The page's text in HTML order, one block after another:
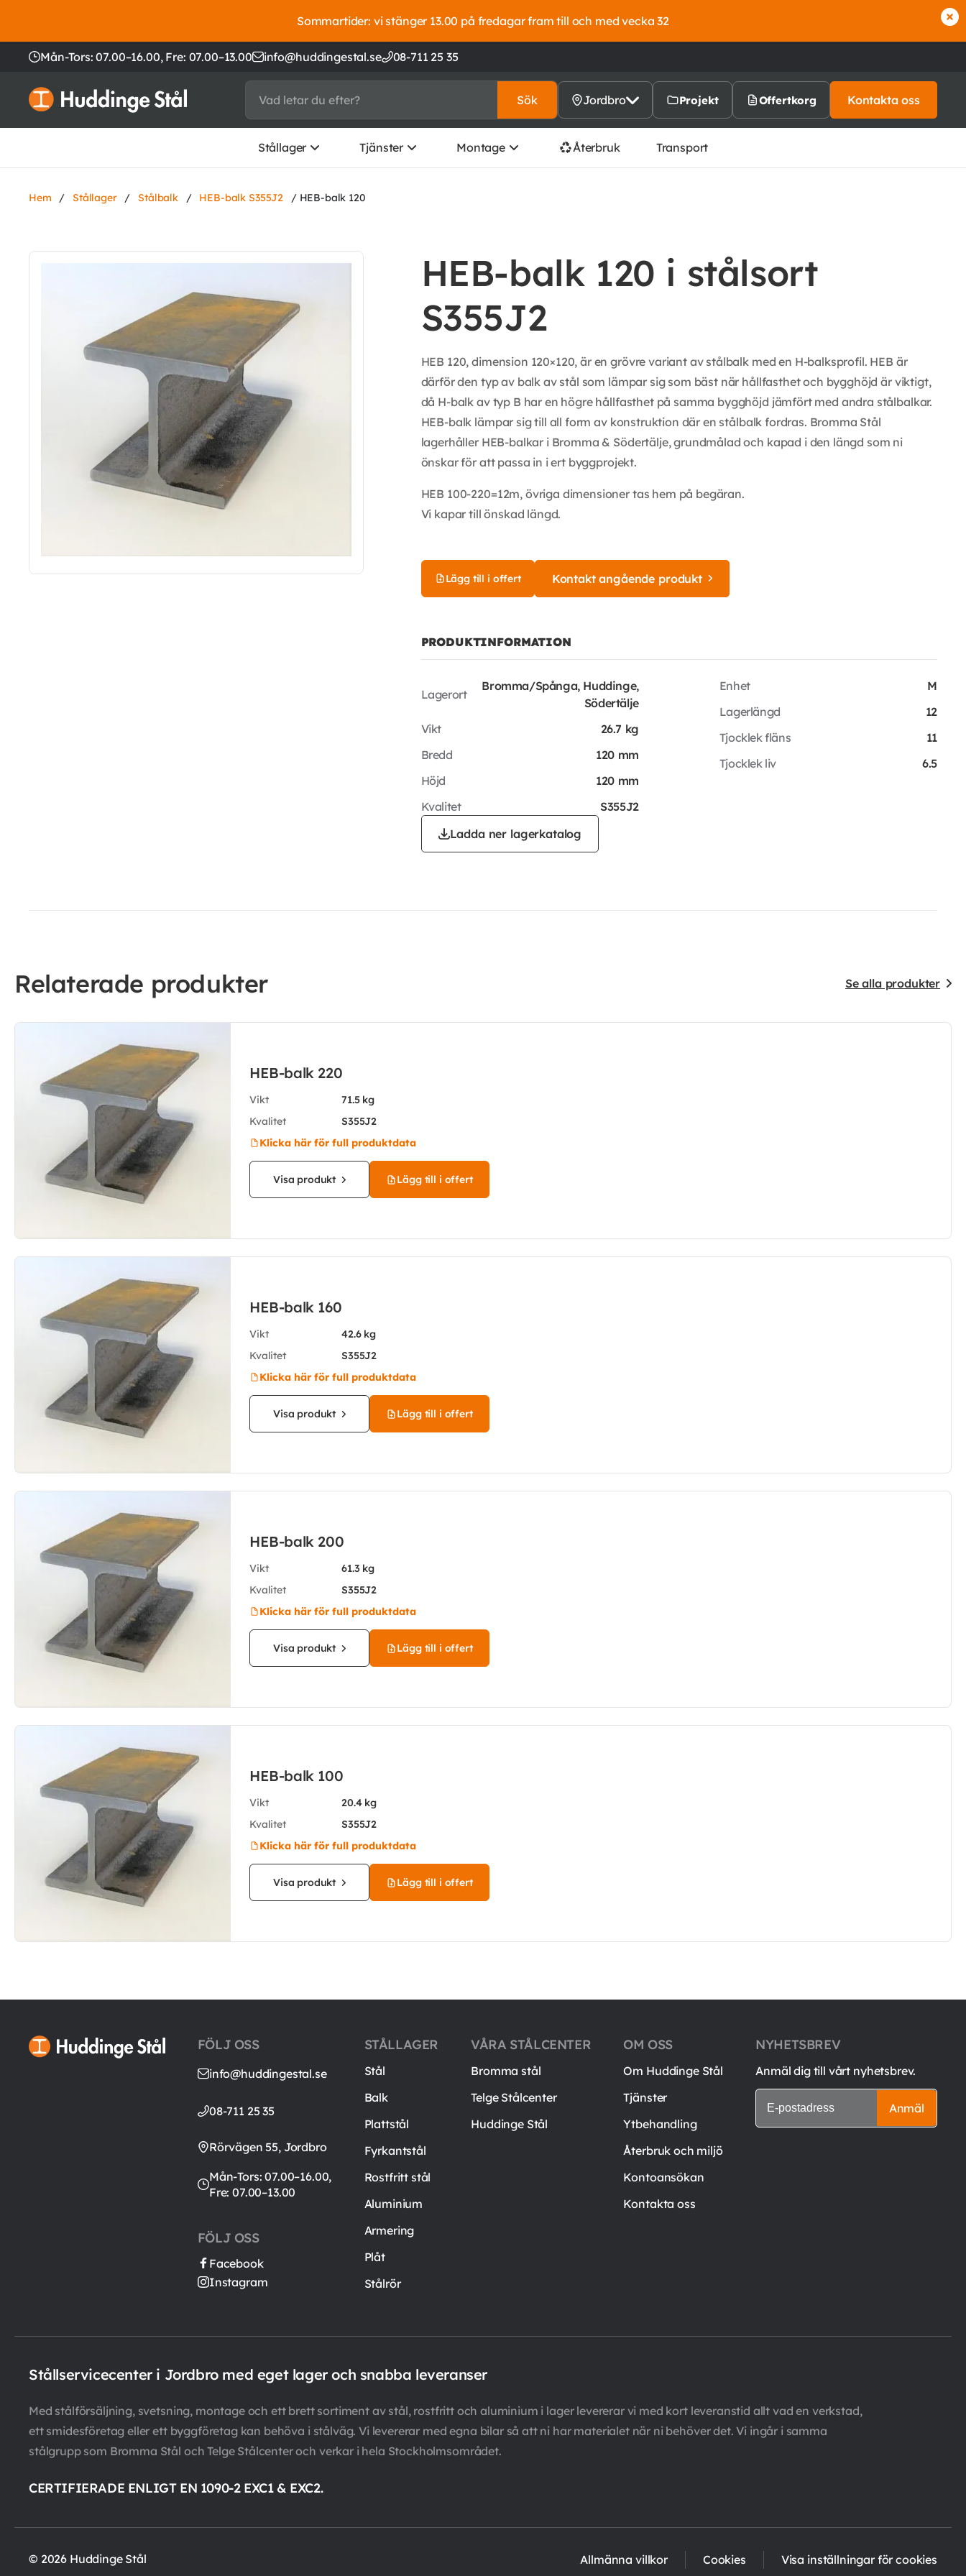
Sommartider: vi stänger 13.00 på fredagar fram till och med vecka 32
Mån-Tors: 07.00–16.00, Fre: 07.00–13.00 info@huddingestal.se 08-711 25 35
Sök Jordbro Projekt Offertkorg Kontakta oss
Stållager Tjänster Montage Återbruk Transport
Hem / Stållager / Stålbalk / HEB-balk S355J2 / HEB-balk 120
HEB-balk 120 i stålsort
S355J2
HEB 120, dimension 120×120, är en grövre variant av stålbalk med en H-balksprofil. HEB är
därför den typ av balk av stål som lämpar sig som bäst när hållfasthet och bygghöjd är viktigt,
då H-balk av typ B har en högre hållfasthet på samma bygghöjd jämfört med andra stålbalkar.
HEB-balk lämpar sig till all form av konstruktion där en stålbalk fordras. Bromma Stål
lagerhåller HEB-balkar i Bromma & Södertälje, grundmålad och kapad i den längd som ni
önskar för att passa in i ert byggprojekt.
HEB 100-220=12m, övriga dimensioner tas hem på begäran.
Vi kapar till önskad längd.
Lägg till i offert Kontakt angående produkt
PRODUKTINFORMATION
Lagerort
Bromma/Spånga, Huddinge,
Södertälje
Vikt
26.7 kg
Bredd
120 mm
Höjd
120 mm
Kvalitet
S355J2
Enhet
M
Lagerlängd
12
Tjocklek fläns
11
Tjocklek liv
6.5
Ladda ner lagerkatalog
Relaterade produkter Se alla produkter
HEB-balk 220
Vikt
71.5 kg
Kvalitet
S355J2
Klicka här för full produktdata
Visa produkt Lägg till i offert
HEB-balk 160
Vikt
42.6 kg
Kvalitet
S355J2
Klicka här för full produktdata
Visa produkt Lägg till i offert
HEB-balk 200
Vikt
61.3 kg
Kvalitet
S355J2
Klicka här för full produktdata
Visa produkt Lägg till i offert
HEB-balk 100
Vikt
20.4 kg
Kvalitet
S355J2
Klicka här för full produktdata
Visa produkt Lägg till i offert
FÖLJ OSS
info@huddingestal.se
08-711 25 35
Rörvägen 55, Jordbro
Mån-Tors: 07.00–16.00,
Fre: 07.00–13.00
FÖLJ OSS
Facebook
Instagram
STÅLLAGER
Stål
Balk
Plattstål
Fyrkantstål
Rostfritt stål
Aluminium
Armering
Plåt
Stålrör
VÅRA STÅLCENTER
Bromma stål
Telge Stålcenter
Huddinge Stål
OM OSS
Om Huddinge Stål
Tjänster
Ytbehandling
Återbruk och miljö
Kontoansökan
Kontakta oss
NYHETSBREV
Anmäl dig till vårt nyhetsbrev.
Anmäl
Stållservicecenter i Jordbro med eget lager och snabba leveranser
Med stålförsäljning, svetsning, montage och ett brett sortiment av stål, rostfritt och aluminium i lager levererar vi med kort leveranstid allt vad en verkstad,
ett smidesföretag eller ett byggföretag kan behöva i stålväg. Vi levererar med egna bilar så att ni har materialet när ni behöver det. Vi ingår i samma
stålgrupp som Bromma Stål och Telge Stålcenter och verkar i hela Stockholmsområdet.
CERTIFIERADE ENLIGT EN 1090-2 EXC1 & EXC2.
© 2026 Huddinge Stål Allmänna villkor Cookies Visa inställningar för cookies